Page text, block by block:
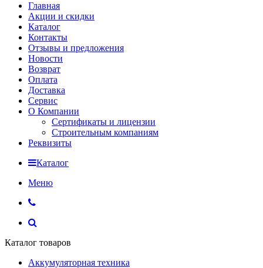
Главная
Акции и скидки
Каталог
Контакты
Отзывы и предложения
Новости
Возврат
Оплата
Доставка
Сервис
О Компании
Сертификаты и лицензии
Строительным компаниям
Реквизиты
Каталог
Меню
Каталог товаров
Аккумуляторная техника